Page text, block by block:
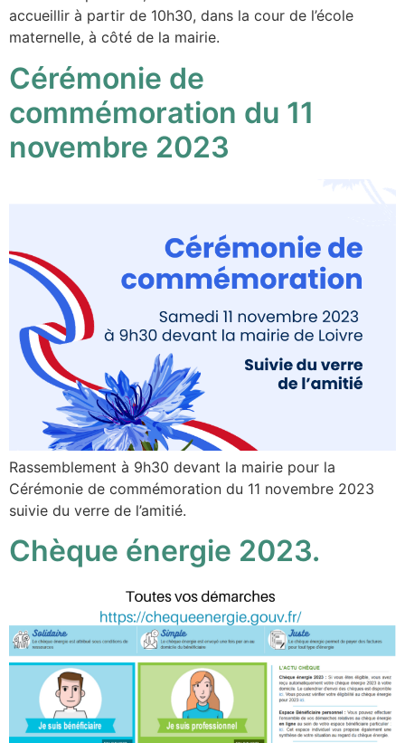
accueillir à partir de 10h30, dans la cour de l’école
maternelle, à côté de la mairie.
Cérémonie de
commémoration du 11
novembre 2023
Rassemblement à 9h30 devant la mairie pour la
Cérémonie de commémoration du 11 novembre 2023
suivie du verre de l’amitié.
Chèque énergie 2023.